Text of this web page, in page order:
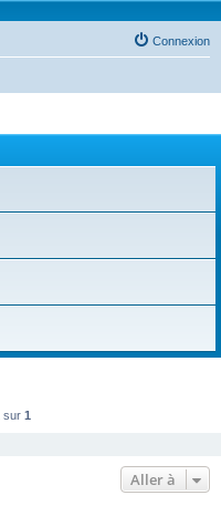
Connexion
sur 1
Aller à